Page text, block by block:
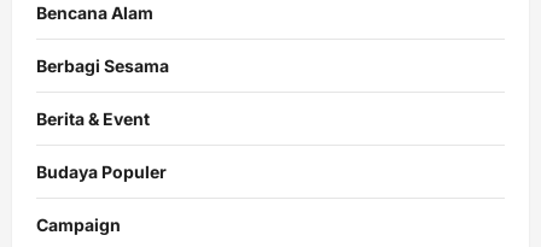
Bencana Alam
Berbagi Sesama
Berita & Event
Budaya Populer
Campaign